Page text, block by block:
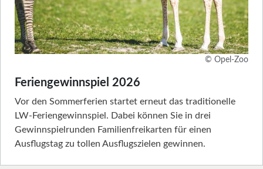
© Opel-Zoo
Feriengewinnspiel 2026
Vor den Sommerferien startet erneut das traditionelle
LW-Feriengewinnspiel. Dabei können Sie in drei
Gewinnspielrunden Familienfreikarten für einen
Ausflugstag zu tollen Ausflugszielen gewinnen.